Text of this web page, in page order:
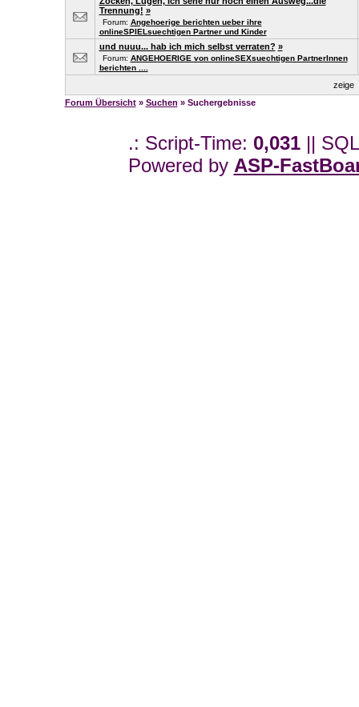
Trennung! »
Forum: Angehoerige berichten ueber ihre
onlineSPIELsuechtigen Partner und Kinder
und nuuu... hab ich mich selbst verraten? »
Forum: ANGEHOERIGE von onlineSEXsuechtigen PartnerInnen
berichten ....
zeige
Forum Übersicht» Suchen » Suchergebnisse
.: Script-Time: 0,031||
Powered by ASP-